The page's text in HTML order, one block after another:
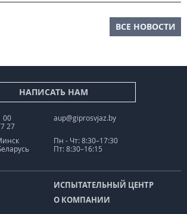
ВСЕ НОВОСТИ
НАПИСАТЬ НАМ
00
27
aup@giprosvjaz.by
Пн - Чт: 8:30–17:30
Пт: 8:30–16:15
ИСПЫТАТЕЛЬНЫЙ ЦЕНТР
О КОМПАНИИ